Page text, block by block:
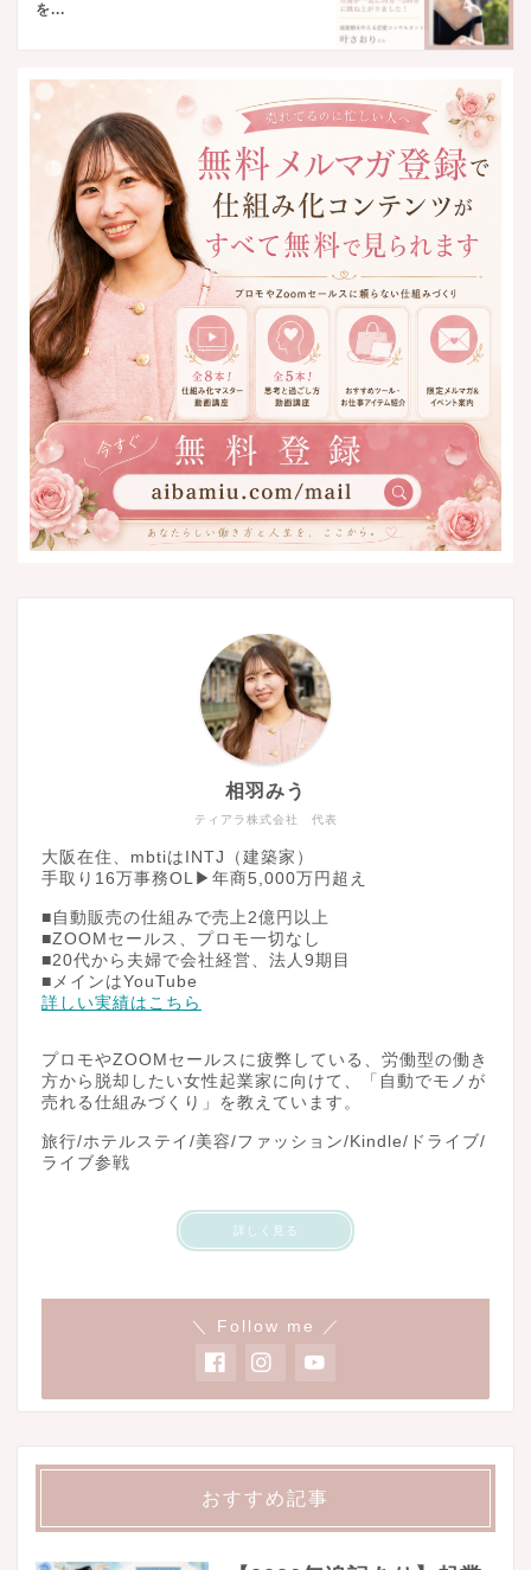
を...
ティアラ株式会社 代表
相羽みう
大阪在住、mbtiはINTJ（建築家）
手取り16万事務OL▶︎年商5,000万円超え
■自動販売の仕組みで売上2億円以上
■ZOOMセールス、プロモ一切なし
■20代から夫婦で会社経営、法人9期目
■メインはYouTube
詳しい実績はこちら
プロモやZOOMセールスに疲弊している、労働型の働き
方から脱却したい女性起業家に向けて、「自動でモノが
売れる仕組みづくり」を教えています。
旅行/ホテルステイ/美容/ファッション/Kindle/ドライブ/
ライブ参戦
詳しく見る
＼ Follow me ／
おすすめ記事